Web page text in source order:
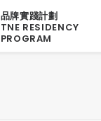
品牌實踐計劃
TNE RESIDENCY
PROGRAM